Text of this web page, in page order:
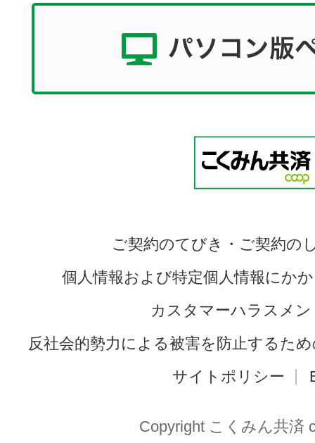
ご契約のてびき・ご契約の
個人情報および特定個人情報にか
カスタマーハラスメ
反社会的勢力による被害を防止するた
サイトポリシー
Copyright こくみん共済